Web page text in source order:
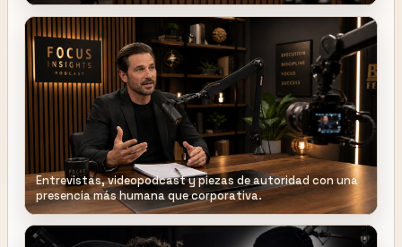
Entrevistas, videopodcast y piezas de autoridad con una
presencia más humana que corporativa.